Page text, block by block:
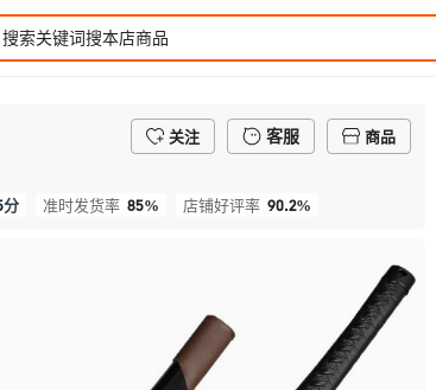
关注 客服
商品
分 准时发货率 85% 店铺好评率 90.2%